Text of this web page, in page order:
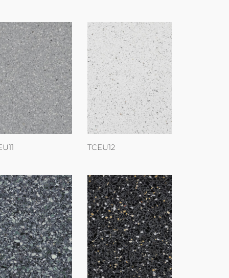
TCEU12